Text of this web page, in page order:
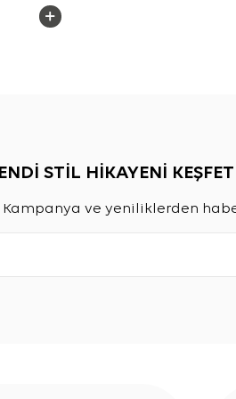
STİL HİKAYENİ
Kampanya ve yeniliklerden